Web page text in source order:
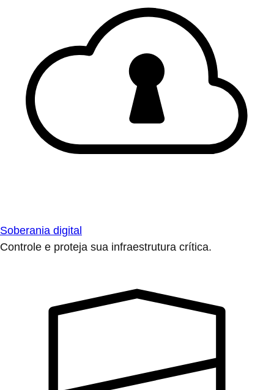
Soberania digital
Controle e proteja sua infraestrutura crítica.